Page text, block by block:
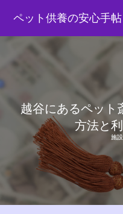
ペット供養の安心手帖
越谷にあるペット
方法と
施